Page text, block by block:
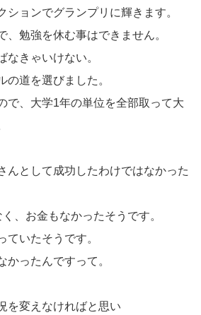
ションでグランプリに輝きます。
、勉強を休む事はできません。
なきゃいけない。
の道を選びました。
で、大学1年の単位を全部取って大
んとして成功したわけではなかった
、お金もなかったそうです。
ていたそうです。
かったんですって。
を変えなければと思い